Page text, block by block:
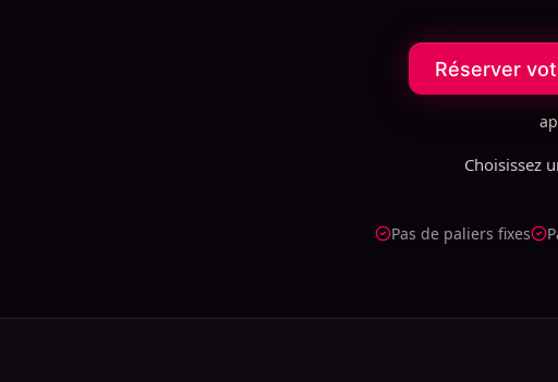
Réserver
Choisissez
Pas de paliers fixes